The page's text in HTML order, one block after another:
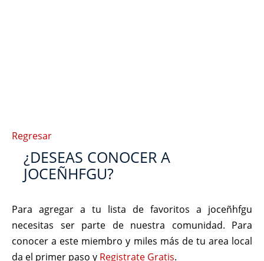
Regresar
¿DESEAS CONOCER A
JOCEÑHFGU?
Para agregar a tu lista de favoritos a joceñhfgu
necesitas ser parte de nuestra comunidad. Para
conocer a este miembro y miles más de tu area local
da el primer paso y Registrate Gratis.